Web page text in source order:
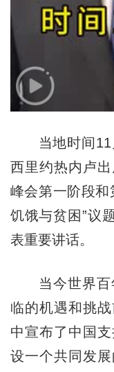
当地时间11
西里约热内卢
峰会第一阶段和
饥饿与贫困”议
表重要讲话。
当今世界百
临的机遇和挑
中宣布了中国
设一个共同发